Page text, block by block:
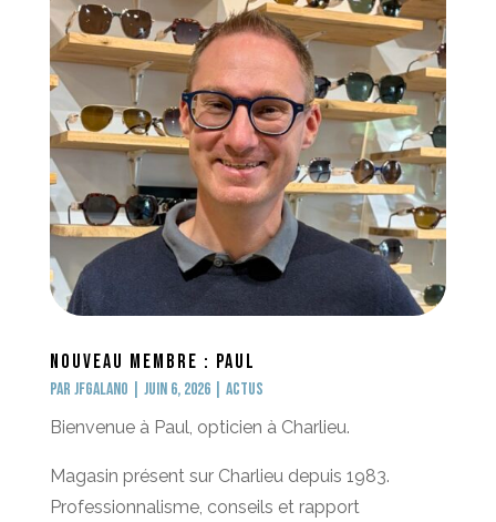
Nouveau membre : Paul
par jfgalano Juin 6, 2026| Actus
Bienvenue à Paul, opticien à Charlieu.
Magasin présent sur Charlieu depuis 1983.
Professionnalisme, conseils et rapport